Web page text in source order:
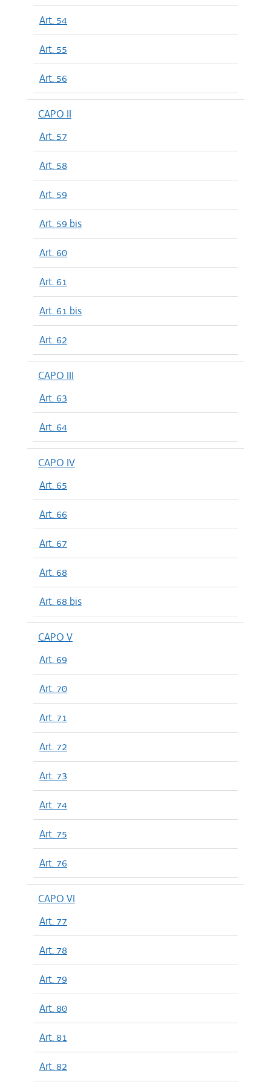
Art. 54
Art. 55
Art. 56
CAPO II
Art. 57
Art. 58
Art. 59
Art. 59 bis
Art. 60
Art. 61
Art. 61 bis
Art. 62
CAPO III
Art. 63
Art. 64
CAPO IV
Art. 65
Art. 66
Art. 67
Art. 68
Art. 68 bis
CAPO V
Art. 69
Art. 70
Art. 71
Art. 72
Art. 73
Art. 74
Art. 75
Art. 76
CAPO VI
Art. 77
Art. 78
Art. 79
Art. 80
Art. 81
Art. 82